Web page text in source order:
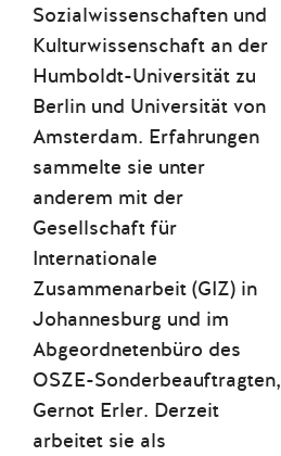
Sozialwissenschaften und
Kulturwissenschaft an der
Humboldt-Universität zu
Berlin und Universität von
Amsterdam. Erfahrungen
sammelte sie unter
anderem mit der
Gesellschaft für
Internationale
Zusammenarbeit (GIZ) in
Johannesburg und im
Abgeordnetenbüro des
OSZE-Sonderbeauftragten,
Gernot Erler. Derzeit
arbeitet sie als